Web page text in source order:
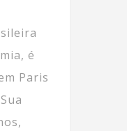
é
Paris